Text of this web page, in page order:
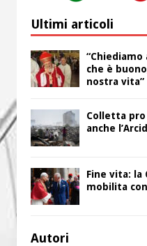
Ultimi articoli
“Chiediamo
che è
nostra vita”
Colletta pro
anche
Fine vita: la
mobilita
Autori